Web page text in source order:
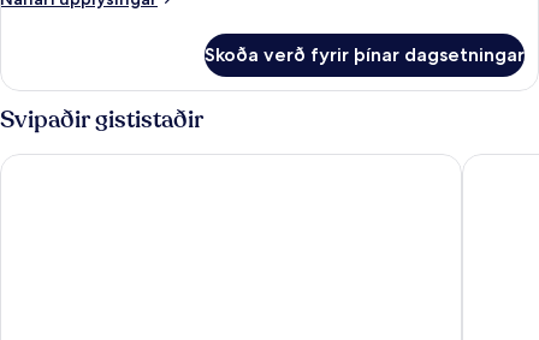
með
Skoða verð fyrir þínar dagsetningar
Svipaðir gististaðir
nhow Marseille Le Drips